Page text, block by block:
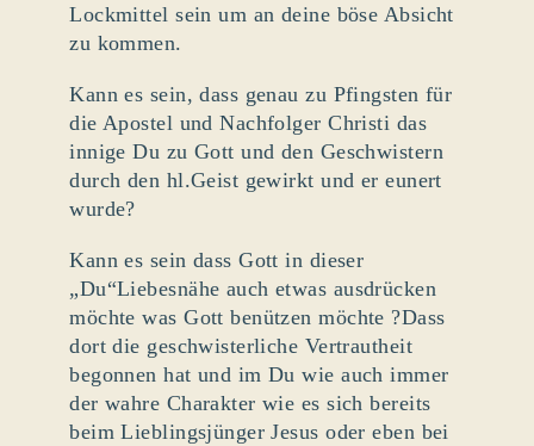
Lockmittel sein um an deine böse Absicht
zu kommen.
Kann es sein, dass genau zu Pfingsten für
die Apostel und Nachfolger Christi das
innige Du zu Gott und den Geschwistern
durch den hl.Geist gewirkt und er eunert
wurde?
Kann es sein dass Gott in dieser
„Du“Liebesnähe auch etwas ausdrücken
möchte was Gott benützen möchte ?Dass
dort die geschwisterliche Vertrautheit
begonnen hat und im Du wie auch immer
der wahre Charakter wie es sich bereits
beim Lieblingsjünger Jesus oder eben bei